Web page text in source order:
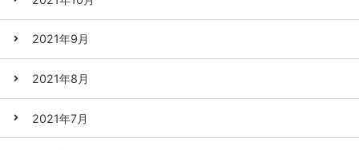
2021年9月
2021年8月
2021年7月